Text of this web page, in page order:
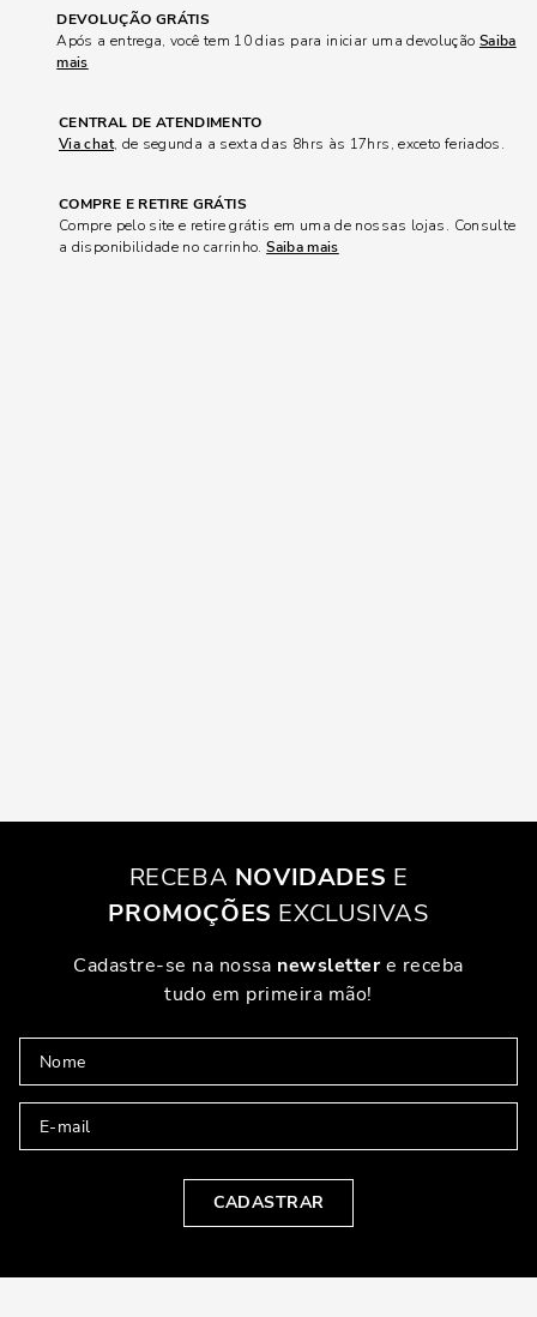
DEVOLUÇÃO GRÁTIS
Após a entrega, você tem 10 dias para iniciar uma devolução Saiba
mais
CENTRAL DE ATENDIMENTO
Via chat, de segunda a sexta das 8hrs às 17hrs, exceto feriados.
COMPRE E RETIRE GRÁTIS
Compre pelo site e retire grátis em uma de nossas lojas. Consulte
a disponibilidade no carrinho.Saiba mais
RECEBA NOVIDADES E
PROMOÇÕES EXCLUSIVAS
Cadastre-se na nossa newslettere receba
tudo em primeira mão!
CADASTRAR